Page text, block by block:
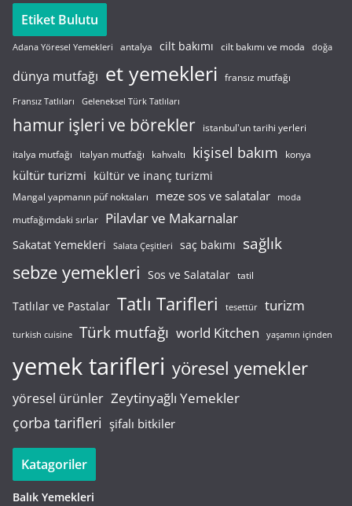
Etiket Bulutu
Adana Yöresel Yemekleri antalya cilt bakımı cilt bakımı ve moda doğa
dünya mutfağı et yemekleri fransız mutfağı
Fransız Tatlıları Geleneksel Türk Tatlıları
hamur işleri ve börekler istanbul'un tarihi yerleri
italya mutfağı italyan mutfağı kahvaltı kişisel bakım konya
kültür turizmi kültür ve inanç turizmi
Mangal yapmanın püf noktaları meze sos ve salatalar moda
mutfağımdaki sırlar Pilavlar ve Makarnalar
Sakatat Yemekleri Salata Çeşitleri saç bakımı sağlık
sebze yemekleri Sos ve Salatalar tatil
Tatlılar ve Pastalar Tatlı Tarifleri tesettür turizm
turkish cuisine Türk mutfağı world Kitchen yaşamın içinden
yemek tarifleri yöresel yemekler
yöresel ürünler Zeytinyağlı Yemekler
çorba tarifleri şifalı bitkiler
Katagoriler
Balık Yemekleri